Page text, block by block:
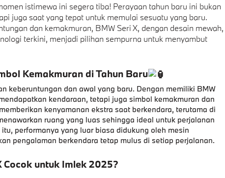
istimewa ini segera tiba! Perayaan tahun baru ini bukan
juga saat yang tepat untuk memulai sesuatu yang baru.
dan kemakmuran, BMW Seri X, dengan desain mewah,
terkini, menjadi pilihan sempurna untuk menyambut
Kemakmuran di Tahun Baru
keberuntungan dan awal yang baru. Dengan memiliki BMW
kendaraan, tetapi juga simbol kemakmuran dan
kenyamanan ekstra saat berkendara, terutama di
ruang yang luas sehingga ideal untuk perjalanan
performanya yang luar biasa didukung oleh mesin
pengalaman berkendara tetap mulus di setiap perjalanan.
Cocok untuk Imlek 2025?